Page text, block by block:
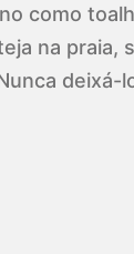
como
na praia,
deixá-